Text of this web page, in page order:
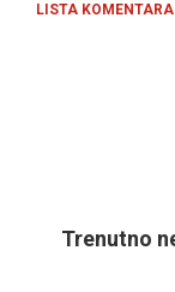
LISTA KOMENTARA
Trenutno